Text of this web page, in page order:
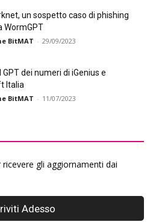
un sospetto caso di phishing
WormGPT
BitMAT - 29/09/2023
GPT dei numeri di iGenius e
Italia
BitMAT - 11/07/2023
gli aggiornamenti dai